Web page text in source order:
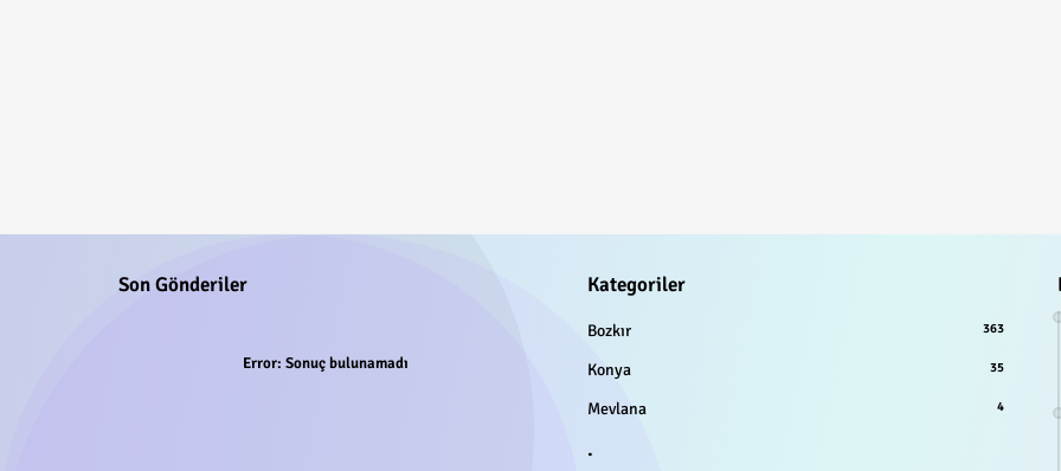
Son Gönderiler
Error: Sonuç bulunamadı
Kategoriler
Bozkır 363
Konya 35
Mevlana 4
.